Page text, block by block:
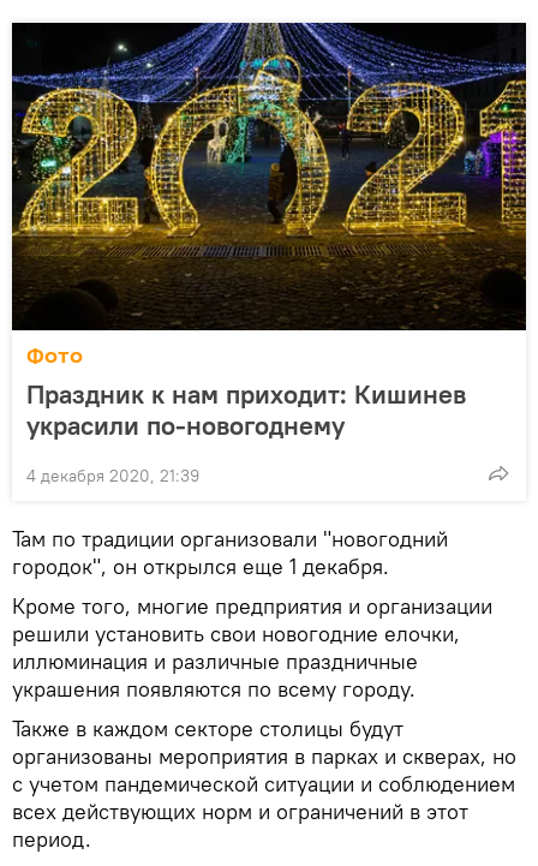
Фото
Праздник к нам приходит: Кишинев
украсили по-новогоднему
4 декабря 2020, 21:39
Там по традиции организовали "новогодний
городок", он открылся еще 1 декабря.
Кроме того, многие предприятия и организации
решили установить свои новогодние елочки,
иллюминация и различные праздничные
украшения появляются по всему городу.
Также в каждом секторе столицы будут
организованы мероприятия в парках и скверах, но
с учетом пандемической ситуации и соблюдением
всех действующих норм и ограничений в этот
период.